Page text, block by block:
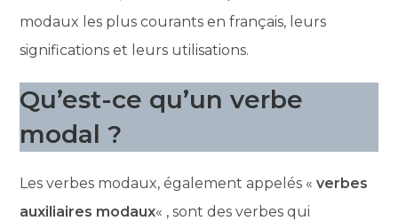
modaux les plus courants en français, leurs
significations et leurs utilisations.
Qu’est-ce qu’un verbe
modal ?
Les verbes modaux, également appelés «verbes
auxiliaires modaux« , sont des verbes qui